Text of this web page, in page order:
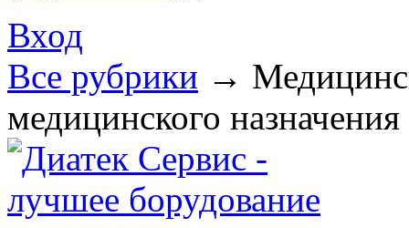
Вход
Все рубрики →
медицинского назначения